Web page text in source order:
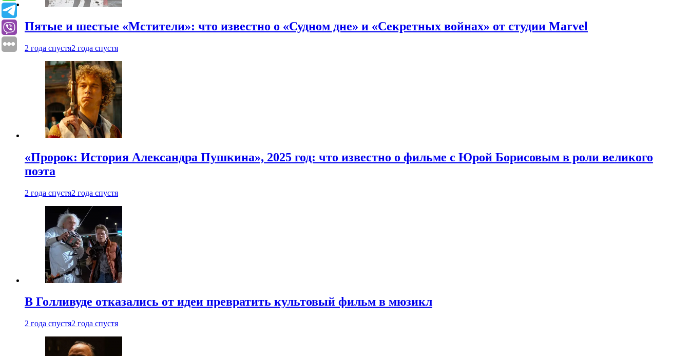
Пятые и шестые «Мстители»: что известно о «Судном дне» и «Секретных войнах» от студии Marvel
2 года спустя2 года спустя
«Пророк: История Александра Пушкина», 2025 год: что известно о фильме с Юрой Борисовым в роли великого
поэта
2 года спустя2 года спустя
В Голливуде отказались от идеи превратить культовый фильм в мюзикл
2 года спустя2 года спустя